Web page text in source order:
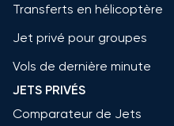
Transferts en hélicoptère
Jet privé pour groupes
Vols de dernière minute
JETS PRIVÉS
Comparateur de Jets